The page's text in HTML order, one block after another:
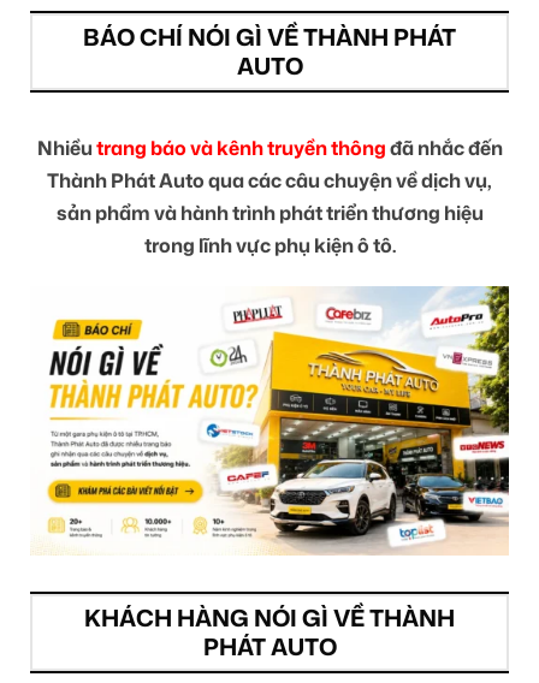
BÁO CHÍ NÓI GÌ VỀ THÀNH PHÁT
AUTO
Nhiềutrang báo và kênh truyền thôngđã nhắc đến
Thành Phát Auto qua các câu chuyện về dịch vụ,
sản phẩm và hành trình phát triển thương hiệu
trong lĩnh vực phụ kiện ô tô.
KHÁCH HÀNG NÓI GÌ VỀ THÀNH
PHÁT AUTO